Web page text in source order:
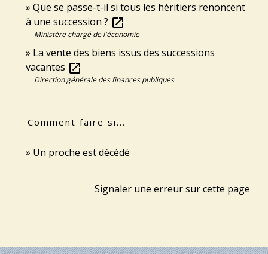
Que se passe-t-il si tous les héritiers renoncent
à une succession ? open_in_new
Ministère chargé de l'économie
La vente des biens issus des successions
vacantes open_in_new
Direction générale des finances publiques
Comment faire si...
Un proche est décédé
Signaler une erreur sur cette page